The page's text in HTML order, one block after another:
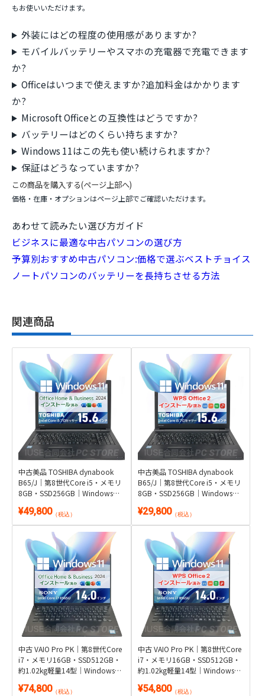
もお使いいただけます。
外装にはどの程度の使用感がありますか?
モバイルバッテリーやスマホの充電器で充電できます
か?
Officeはいつまで使えますか?追加料金はかかります
か?
Microsoft Officeとの互換性はどうですか?
バッテリーはどのくらい持ちますか?
Windows 11はこの先も使い続けられますか?
保証はどうなっていますか?
この商品を購入する(ページ上部へ)
価格・在庫・オプションはページ上部でご確認いただけます。
あわせて読みたい選び方ガイド
ビジネスに最適な中古パソコンの選び方
予算別おすすめ中古パソコン:価格で選ぶベストチョイス
ノートパソコンのバッテリーを長持ちさせる方法
関連商品
中古美品 TOSHIBA dynabook
B65/J｜第8世代Core i5・メモリ
8GB・SSD256GB｜Windows
¥49,800（税込）
中古美品 TOSHIBA dynabook
B65/J｜第8世代Core i5・メモリ
8GB・SSD256GB｜Windows
¥29,800（税込）
中古 VAIO Pro PK｜第8世代Core
i7・メモリ16GB・SSD512GB・
約1.02kg軽量14型｜Windows
¥74,800（税込）
中古 VAIO Pro PK｜第8世代Core
i7・メモリ16GB・SSD512GB・
約1.02kg軽量14型｜Windows
¥54,800（税込）